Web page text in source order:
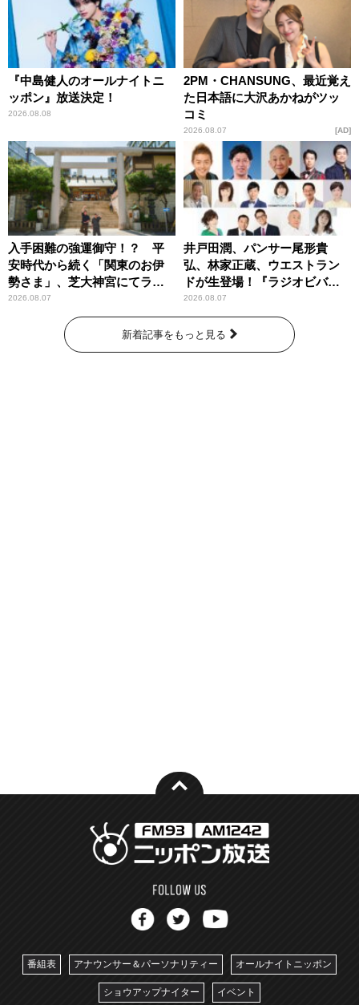
『中島健人のオールナイトニ
ッポン』放送決定！
2026.08.08
2PM・CHANSUNG、最近覚え
た日本語に大沢あかねがツッ
コミ
2026.08.07 AD
入手困難の強運御守！？ 平
安時代から続く「関東のお伊
勢さま」、芝大神宮にてラン
パンプスが合格祈願！
2026.08.07
井戸田潤、パンサー尾形貴
弘、林家正蔵、ウエストラン
ドが生登場！『ラジオビバリ
ー昼ズ』
2026.08.07
新着記事をもっと見る
番組表 アナウンサー＆パーソナリティー オールナイトニッポン
ショウアップナイター イベント